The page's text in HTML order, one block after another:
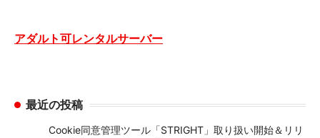
アダルト可レンタルサーバー
最近の投稿
Cookie同意管理ツール「STRIGHT」取り扱い開始＆リリ